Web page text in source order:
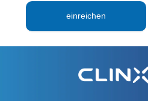
einreichen